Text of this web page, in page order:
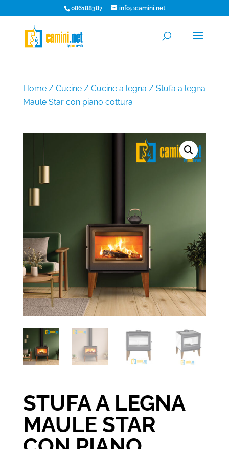
086188387 info@camini.net
Home/ Cucine/ Cucine a legna / Stufa a legna
Maule Star con piano cottura
STUFA A LEGNA
MAULE STAR